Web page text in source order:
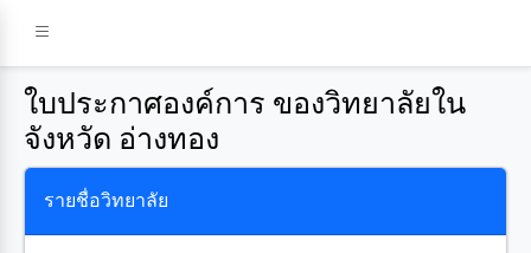
ใบประกาศองค์การ ของวิทยาลัยใน
จังหวัด อ่างทอง
รายชื่อวิทยาลัย